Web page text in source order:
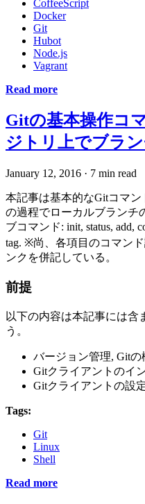
CoffeeScript
Docker
Git
Hubot
Node.js
Vagrant
Read more
Gitの基本操作コ
ジトリ上でブラ
January 12, 2016 · 7 min read
本記事は基本的なGitコマ
の過程でローカルブランチ
ブコマンド: init, status, add,
tag. ※尚、各項目のコマンド
ンクを併記している。
前提
以下の内容は本記事には含
う。
バージョン管理, Gitの
Gitクライアントのイ
Gitクライアントの設定
Tags:
Git
Linux
Shell
Read more